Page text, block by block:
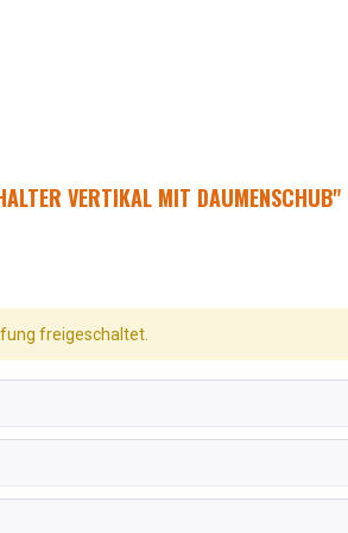
VERTIKAL MIT DAUMENSCHUB"
freigeschaltet.